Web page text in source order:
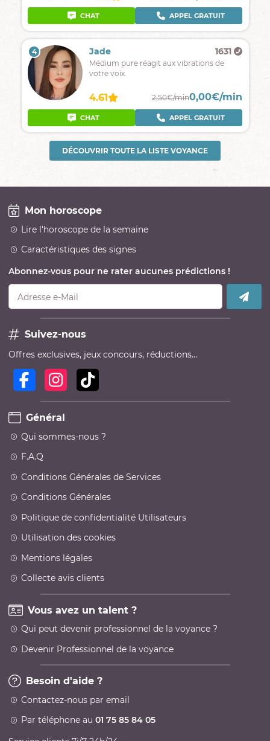
CHAT APPEL GRATUIT
4 Jade 1631
Médium pure réagit aux vibrations de
votre voix.
4.61 2,50€/min0,00€/min
CHAT APPEL GRATUIT
DÉCOUVRIR TOUTE LA LISTE VOYANCE
Mon horoscope
Lire l'horoscope de la semaine
Caractéristiques des signes
Abonnez-vous pour ne rater aucunes prédictions !
Adresse e-Mail
Suivez-nous
Offres exclusives, jeux concours, réductions…
Général
Qui sommes-nous ?
F.A.Q
Conditions Générales de Services
Conditions Générales
Politique de confidentialité Utilisateurs
Utilisation des cookies
Mentions légales
Collecte avis clients
Vous avez un talent ?
Qui peut devenir professionnel de la voyance ?
Devenir Professionnel de la voyance
Besoin d'aide ?
Contactez-nous par email
Par téléphone au 01 75 85 84 05